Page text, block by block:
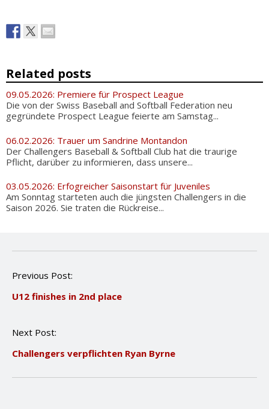
Related posts
09.05.2026: Premiere für Prospect League
Die von der Swiss Baseball and Softball Federation neu
gegründete Prospect League feierte am Samstag...
06.02.2026: Trauer um Sandrine Montandon
Der Challengers Baseball & Softball Club hat die traurige
Pflicht, darüber zu informieren, dass unsere...
03.05.2026: Erfogreicher Saisonstart für Juveniles
Am Sonntag starteten auch die jüngsten Challengers in die
Saison 2026. Sie traten die Rückreise...
P
s
a
i
Previous Post:
U12 finishes in 2nd place
Next Post:
Challengers verpflichten Ryan Byrne